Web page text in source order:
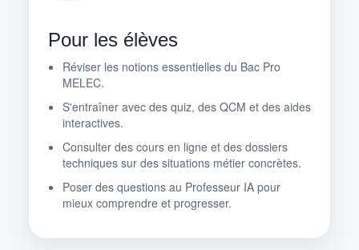
Pour les élèves
Réviser les notions essentielles du Bac Pro
MELEC.
S'entraîner avec des quiz, des QCM et des aides
interactives.
Consulter des cours en ligne et des dossiers
techniques sur des situations métier concrètes.
Poser des questions au Professeur IA pour
mieux comprendre et progresser.